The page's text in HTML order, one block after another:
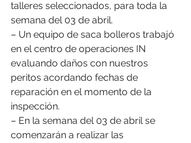
talleres seleccionados, para toda la
semana del 03 de abril.
– Un equipo de saca bolleros trabajó
en el centro de operaciones IN
evaluando daños con nuestros
peritos acordando fechas de
reparación en el momento de la
inspección.
– En la semana del 03 de abril se
comenzarán a realizar las